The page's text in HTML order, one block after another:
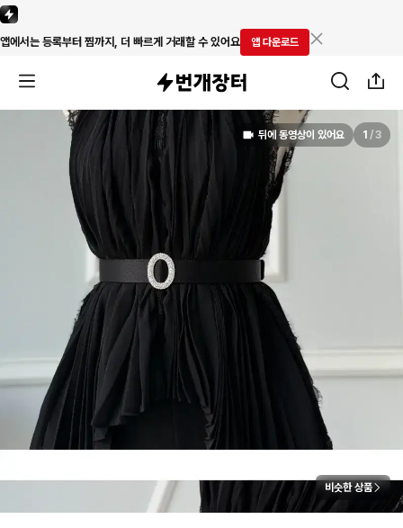
앱에서는 등록부터 찜까지, 더 빠르게 거래할 수 있어요 앱 다운로드
뒤에 동영상이 있어요 1 / 3
비슷한 상품